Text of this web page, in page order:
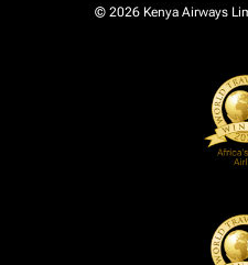
© 2026 Kenya Airways